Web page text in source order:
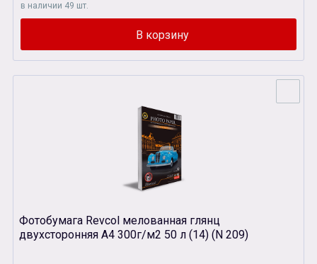
в наличии 49 шт.
Фотобумага Revcol мелованная глянц
двухсторонняя А4 300г/м2 50 л (14) (N 209)